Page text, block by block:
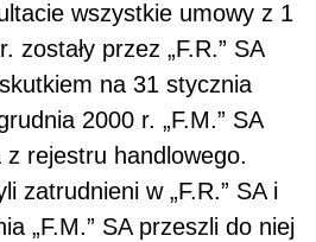
wszystkie umowy z 1
zostały przez „F.R.” SA
na 31 stycznia
2000 r. „F.M.” SA
z rejestru handlowego.
zatrudnieni w „F.R.” SA i
„F.M.” SA przeszli do niej